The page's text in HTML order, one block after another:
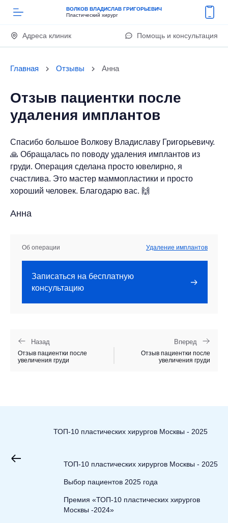
ВОЛКОВ ВЛАДИСЛАВ ГРИГОРЬЕВИЧ
Пластический хирург
Адреса клиник Помощь и консультация
Главная Отзывы Анна
Отзыв пациентки после
удаления имплантов
Спасибо большое Волкову Владиславу Григорьевичу.
🙏 Обращалась по поводу удаления имплантов из
груди. Операция сделана просто ювелирно, я
счастлива. Это мастер маммопластики и просто
хороший человек. Благодарю вас. 🙌
Анна
Об операции Удаление имплантов
Записаться на бесплатную
консультацию
Назад
Отзыв пациентки после
увеличения груди
Вперед
Отзыв пациентки после
увеличения груди
ТОП-10 пластических хирургов Москвы - 2025
ТОП-10 пластических хирургов Москвы - 2025
Выбор пациентов 2025 года
Премия «ТОП-10 пластических хирургов
Москвы -2024»